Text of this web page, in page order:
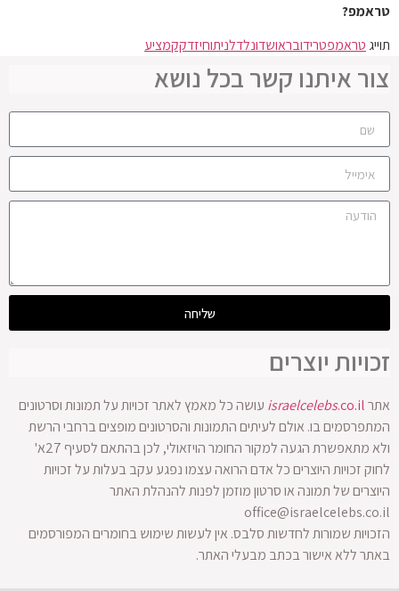
טראמפ?
תוייג טראמפטרידובראושדונלדלניתוחיזדקקמציע
צור איתנו קשר בכל נושא
שליחה
זכויות יוצרים
אתר israelcelebs.co.il
עושה כל מאמץ לאתר זכויות על תמונות וסרטונים
המתפרסמים בו. אולם לעיתים התמונות והסרטונים מופצים ברחבי הרשת
ולא מתאפשרת הגעה למקור החומר הויזאולי, לכן בהתאם לסעיף 27א'
לחוק זכויות היוצרים כל אדם הרואה עצמו נפגע עקב בעלות על זכויות
היוצרים של תמונה או סרטון מוזמן לפנות להנהלת האתר
office@israelcelebs.co.il
הזכויות שמורות לחדשות סלבס. אין לעשות שימוש בחומרים המפורסמים
באתר ללא אישור בכתב מבעלי האתר.